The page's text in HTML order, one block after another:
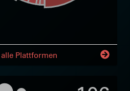
Plattformen